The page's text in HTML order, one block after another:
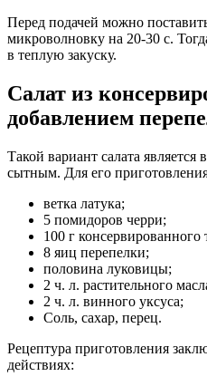
Перед подачей можно
микроволновку на 20-30 с.
в теплую закуску.
Салат из
добавлением
Такой вариант салата
сытным. Для его
ветка латука;
5 помидоров черри;
100 г консервированного
8 яиц перепелки;
половина луковицы;
2 ч. л. растительного
2 ч. л. винного уксуса;
Соль, сахар, перец.
Рецептура приготовления
действиях: